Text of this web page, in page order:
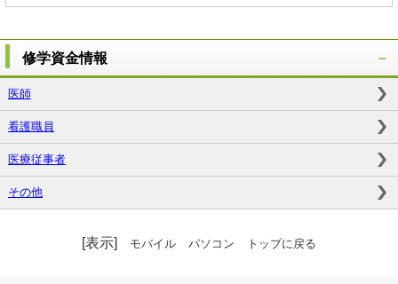
修学資金情報
医師
看護職員
医療従事者
その他
[表示] モバイル パソコン トップに戻る